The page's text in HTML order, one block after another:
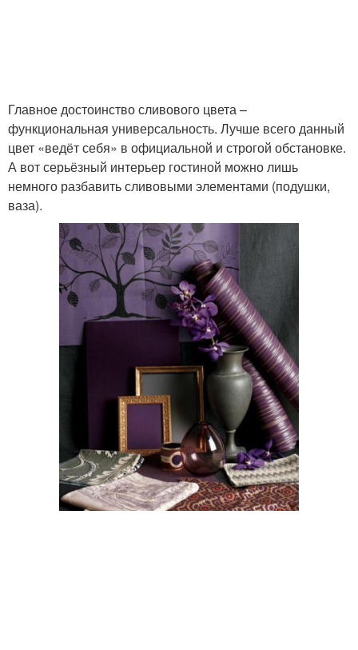
Главное достоинство сливового цвета –
функциональная универсальность. Лучше всего данный
цвет «ведёт себя» в официальной и строгой обстановке.
А вот серьёзный интерьер гостиной можно лишь
немного разбавить сливовыми элементами (подушки,
ваза).